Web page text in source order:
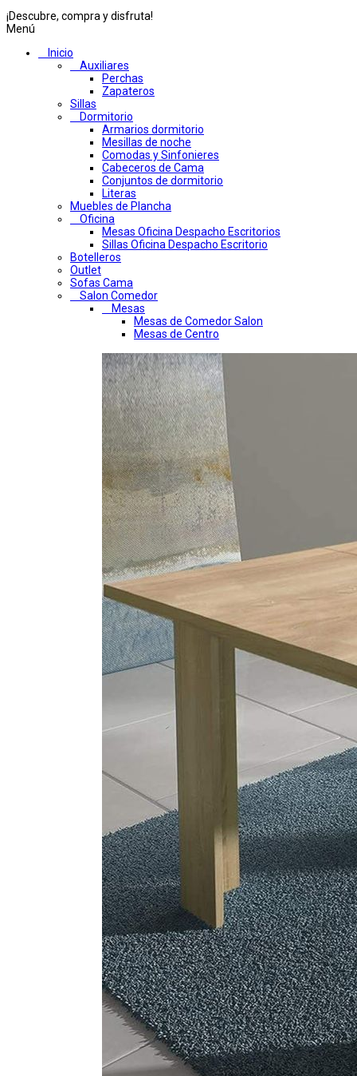
¡Descubre, compra y disfruta!
Menú
Inicio
Auxiliares
Perchas
Zapateros
Sillas
Dormitorio
Armarios dormitorio
Mesillas de noche
Comodas y Sinfonieres
Cabeceros de Cama
Conjuntos de dormitorio
Literas
Muebles de Plancha
Oficina
Mesas Oficina Despacho Escritorios
Sillas Oficina Despacho Escritorio
Botelleros
Outlet
Sofas Cama
Salon Comedor
Mesas
Mesas de Comedor Salon
Mesas de Centro